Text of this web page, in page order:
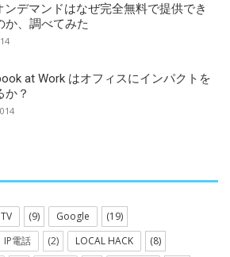
ンデマンドはなぜ完全無料で提供でき
か、調べてみた
at Work はオフィスにインパクトを
か？
(9) Google
(19)
IP電話 (2) LOCAL HACK
(8)